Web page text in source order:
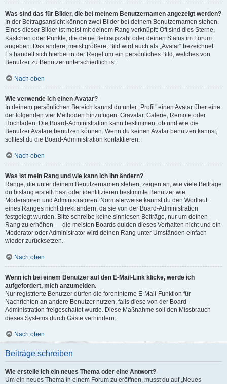
Was sind das für Bilder, die bei meinem Benutzernamen angezeigt werden?
In der Beitragsansicht können zwei Bilder bei deinem Benutzernamen stehen.
Eines dieser Bilder ist meist mit deinem Rang verknüpft: Oft sind dies Sterne,
Kästchen oder Punkte, die deine Beitragszahl oder deinen Status im Forum
angeben. Das andere, meist größere, Bild wird auch als „Avatar“ bezeichnet.
Es handelt sich hierbei in der Regel um ein persönliches Bild, welches von
Benutzer zu Benutzer unterschiedlich ist.
Nach oben
Wie verwende ich einen Avatar?
In deinem persönlichen Bereich kannst du unter „Profil“ einen Avatar über eine
der folgenden vier Methoden hinzufügen: Gravatar, Galerie, Remote oder
Hochladen. Die Board-Administration kann bestimmen, ob und wie die
Benutzer Avatare benutzen können. Wenn du keinen Avatar benutzen kannst,
solltest du die Board-Administration kontaktieren.
Nach oben
Was ist mein Rang und wie kann ich ihn ändern?
Ränge, die unter deinem Benutzernamen stehen, zeigen an, wie viele Beiträge
du bislang erstellt hast oder identifizieren bestimmte Benutzer wie
Moderatoren und Administratoren. Normalerweise kannst du den Wortlaut
eines Ranges nicht direkt ändern, da sie von der Board-Administration
festgelegt wurden. Bitte schreibe keine sinnlosen Beiträge, nur um deinen
Rang zu erhöhen — die meisten Boards dulden dieses Verhalten nicht und ein
Moderator oder Administrator wird deinen Rang unter Umständen einfach
wieder zurücksetzen.
Nach oben
Wenn ich bei einem Benutzer auf den E-Mail-Link klicke, werde ich
aufgefordert, mich anzumelden.
Nur registrierte Benutzer dürfen die foreninterne E-Mail-Funktion für
Nachrichten an andere Benutzer nutzen, falls diese von der Board-
Administration freigeschaltet wurde. Diese Maßnahme soll den Missbrauch
dieses Systems durch Gäste verhindern.
Nach oben
Beiträge schreiben
Wie erstelle ich ein neues Thema oder eine Antwort?
Um ein neues Thema in einem Forum zu eröffnen, musst du auf „Neues